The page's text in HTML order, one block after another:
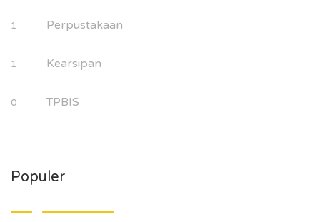
1 Perpustakaan
1 Kearsipan
0 TPBIS
Populer